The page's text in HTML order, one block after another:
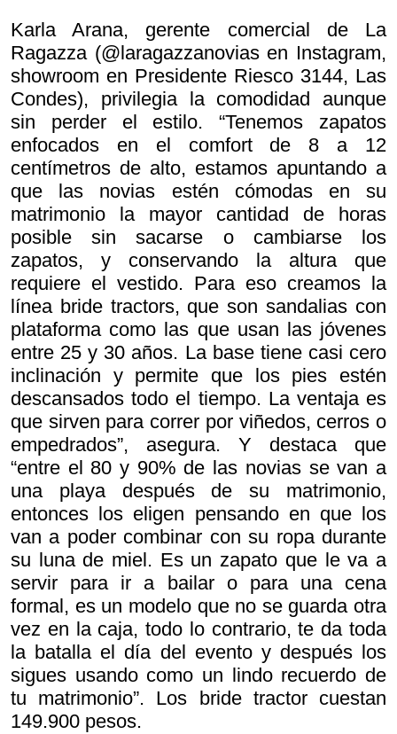
Karla Arana, gerente comercial de La
Ragazza (@laragazzanovias en Instagram,
showroom en Presidente Riesco 3144, Las
Condes), privilegia la comodidad aunque
sin perder el estilo. “Tenemos zapatos
enfocados en el comfort de 8 a 12
centímetros de alto, estamos apuntando a
que las novias estén cómodas en su
matrimonio la mayor cantidad de horas
posible sin sacarse o cambiarse los
zapatos, y conservando la altura que
requiere el vestido. Para eso creamos la
línea bride tractors, que son sandalias con
plataforma como las que usan las jóvenes
entre 25 y 30 años. La base tiene casi cero
inclinación y permite que los pies estén
descansados todo el tiempo. La ventaja es
que sirven para correr por viñedos, cerros o
empedrados”, asegura. Y destaca que
“entre el 80 y 90% de las novias se van a
una playa después de su matrimonio,
entonces los eligen pensando en que los
van a poder combinar con su ropa durante
su luna de miel. Es un zapato que le va a
servir para ir a bailar o para una cena
formal, es un modelo que no se guarda otra
vez en la caja, todo lo contrario, te da toda
la batalla el día del evento y después los
sigues usando como un lindo recuerdo de
tu matrimonio”. Los bride tractor cuestan
149.900 pesos.